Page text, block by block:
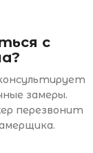
с
замеры.
перезвонит